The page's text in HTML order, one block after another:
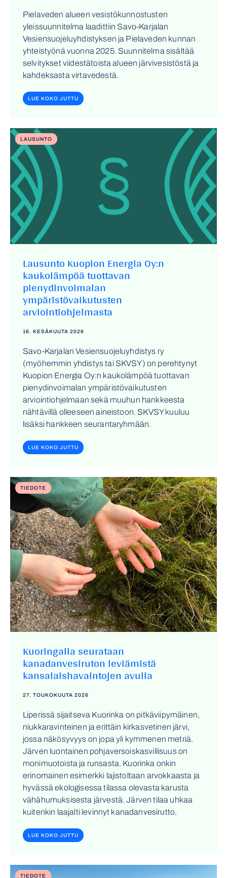
Pielaveden alueen vesistökunnostusten
yleissuunnitelma laadittiin Savo-Karjalan
Vesiensuojeluyhdistyksen ja Pielaveden kunnan
yhteistyönä vuonna 2025. Suunnitelma sisältää
selvitykset viidestätoista alueen järvivesistöstä ja
kahdeksasta virtavedestä.
LUE KOKO JUTTU
LAUSUNTO
Lausunto Kuopion Energia Oy:n
kaukolämpöä tuottavan
pienydinvoimalan
ympäristövaikutusten
arviointiohjelmasta
16. KESÄKUUTA 2026
Savo-Karjalan Vesiensuojeluyhdistys ry
(myöhemmin yhdistys tai SKVSY) on perehtynyt
Kuopion Energia Oy:n kaukolämpöä tuottavan
pienydinvoimalan ympäristövaikutusten
arviointiohjelmaan sekä muuhun hankkeesta
nähtävillä olleeseen aineistoon. SKVSY kuuluu
lisäksi hankkeen seurantaryhmään.
LUE KOKO JUTTU
TIEDOTE
Kuoringalla seurataan
kanadanvesiruton leviämistä
kansalaishavaintojen avulla
27. TOUKOKUUTA 2026
Liperissä sijaitseva Kuorinka on pitkäviipymäinen,
niukkaravinteinen ja erittäin kirkasvetinen järvi,
jossa näkösyvyys on jopa yli kymmenen metriä.
Järven luontainen pohjaversoiskasvillisuus on
monimuotoista ja runsasta. Kuorinka onkin
erinomainen esimerkki lajistoltaan arvokkaasta ja
hyvässä ekologisessa tilassa olevasta karusta
vähähumuksisesta järvestä. Järven tilaa uhkaa
kuitenkin laajalti levinnyt kanadanvesirutto.
LUE KOKO JUTTU
TIEDOTE